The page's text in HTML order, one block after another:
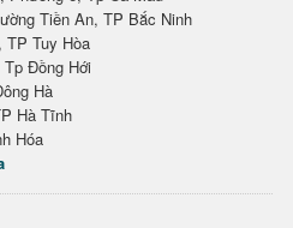
Tiền An, TP Bắc Ninh
TP Tuy Hòa
Đồng Hới
Hà
Hà Tĩnh
Hóa